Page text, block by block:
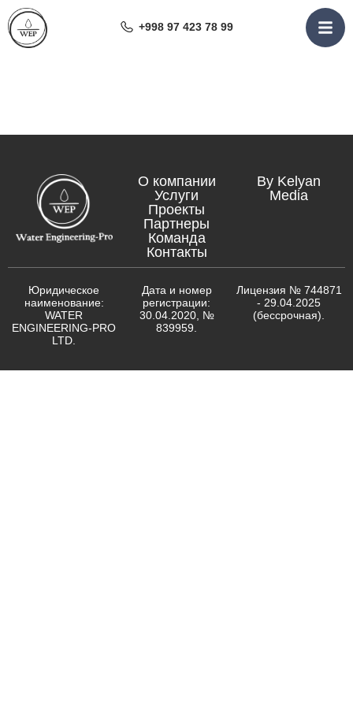
+998 97 423 78 99
О компании
Услуги
Проекты
Партнеры
Команда
Контакты
By Kelyan
Media
Юридическое
наименование:
WATER
ENGINEERING-PRO
LTD.
Дата и номер
регистрации:
30.04.2020, №
839959.
Лицензия № 744871
- 29.04.2025
(бессрочная).